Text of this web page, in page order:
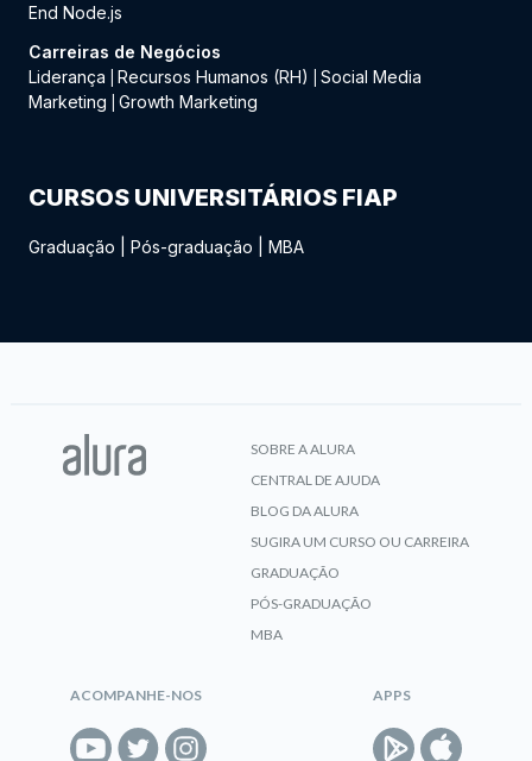
End Node.js
Carreiras de Negócios
Liderança
Recursos Humanos (RH)
Social Media
Marketing
Growth Marketing
CURSOS UNIVERSITÁRIOS FIAP
Graduação Pós-graduação MBA
SOBRE A ALURA
CENTRAL DE AJUDA
BLOG DA ALURA
SUGIRA UM CURSO OU CARREIRA
GRADUAÇÃO
PÓS-GRADUAÇÃO
MBA
ACOMPANHE-NOS APPS